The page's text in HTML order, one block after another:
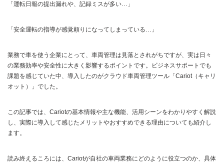
「運転日報の提出漏れや、記録ミスが多い…」
「安全運転の指導が感覚頼りになってしまっている…」
業務で車を使う企業にとって、車両管理は見落とされがちですが、実は日々
の業務効率や安全性に大きく影響するポイントです。ビジネスサポートでも
課題を感じていた中、導入したのがクラウド車両管理ツール「Cariot（キャリ
オット）」でした。
この記事では、Cariotの基本情報や主な機能、活用シーンをわかりやすく解説
し、実際に導入して感じたメリットやおすすめできる理由についても紹介し
ます。
読み終えるころには、Cariotが自社の車両業務にどのように役立つのか、具体